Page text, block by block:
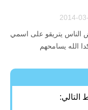
الناس يتريقو على اسمي
الله يسامحهم